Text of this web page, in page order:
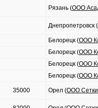
Рязань (ООО
Днепропетровск (
Белорецк (ООО
Белорецк (ООО
Белорецк (ООО
Белорецк (ООО
35000 Орел (ООО